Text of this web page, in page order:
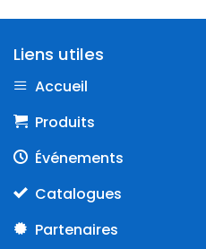
Liens utiles
Accueil
Produits
Événements
Catalogues
Partenaires